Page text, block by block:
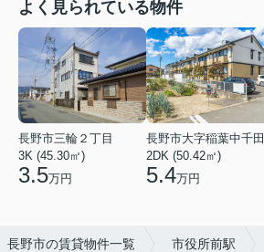
よく見られている物件
長野市三輪２丁目
3K (45.30㎡)
3.5万円
長野市大字稲葉中千田
2DK (50.42㎡)
5.4万円
長野市の賃貸物件一覧 市役所前駅